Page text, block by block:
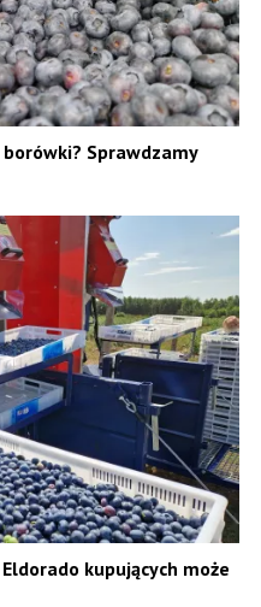
Sprawdzamy
kupujących może